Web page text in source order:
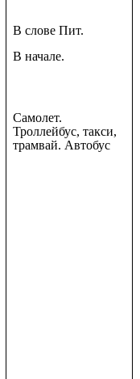
В слове Пит.
В начале.
Самолет.
Троллейбус, такси,
трамвай. Автобус